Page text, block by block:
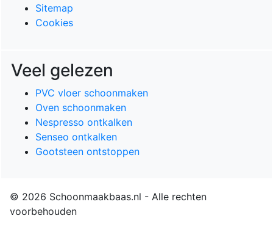
Sitemap
Cookies
Veel gelezen
PVC vloer schoonmaken
Oven schoonmaken
Nespresso ontkalken
Senseo ontkalken
Gootsteen ontstoppen
© 2026 Schoonmaakbaas.nl - Alle rechten
voorbehouden